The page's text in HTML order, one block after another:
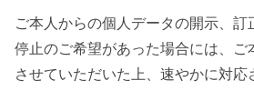
ご本人からの個人データの開示、
停止のご希望があった場合には、ご
させていただいた上、速やかに対応